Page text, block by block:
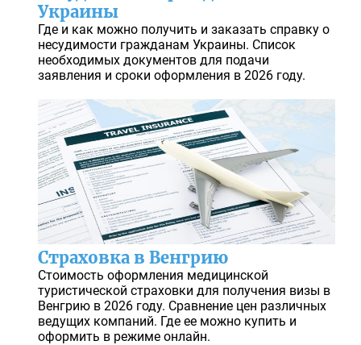
Украины
Где и как можно получить и заказать справку о
несудимости гражданам Украины. Список
необходимых документов для подачи
заявления и сроки оформления в 2026 году.
Страховка в Венгрию
Стоимость оформления медицинской
туристической страховки для получения визы в
Венгрию в 2026 году. Сравнение цен различных
ведущих компаний. Где ее можно купить и
оформить в режиме онлайн.